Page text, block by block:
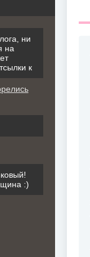
ни
на
к
:)